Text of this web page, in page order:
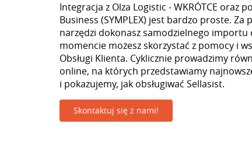
Integracja z Olza Logistic - WKRÓTCE oraz
Business (SYMPLEX) jest bardzo proste. Za
narzędzi dokonasz samodzielnego importu
momencie możesz skorzystać z pomocy i
Obsługi Klienta. Cyklicznie prowadzimy
online, na których przedstawiamy
i pokazujemy, jak obsługiwać Sellasist.
Skontaktuj się z nami!